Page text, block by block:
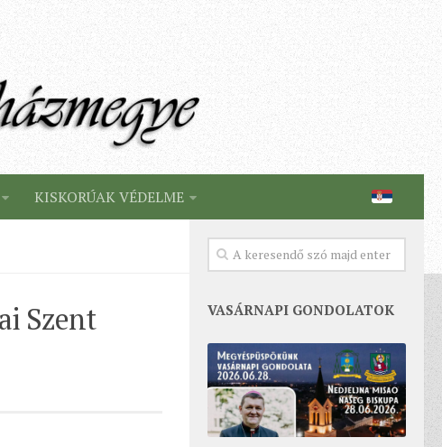
KISKORÚAK VÉDELME
Szent
VASÁRNAPI GONDOLATOK